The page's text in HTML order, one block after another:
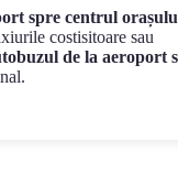
spre centrul
costisitoare sau
de la aeroport